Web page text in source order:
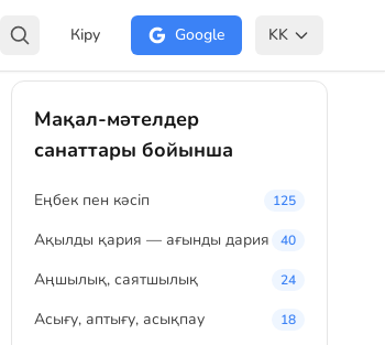
Кіру Google KK
Мақал-мәтелдер
санаттары бойынша
Eңбек пен кәсіп 125
Ақылды қария — ағынды дария 40
Аңшылық, саятшылық 24
Асығу, аптығу, асықпау 18